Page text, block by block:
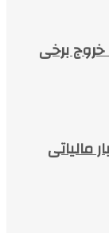
برخی
مالیاتی